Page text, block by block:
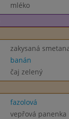
mléko
zakysaná
banán
čaj zelený
fazolová
vepřová panenka